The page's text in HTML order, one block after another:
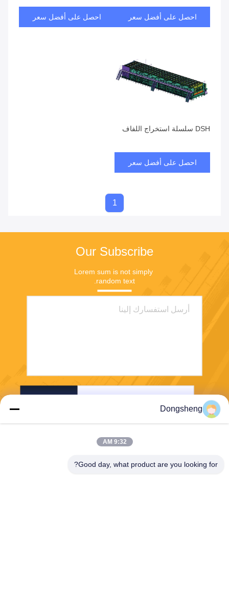
احصل على أفضل سعر احصل على أفضل سعر
DSH سلسلة استخراج اللفاف
احصل على أفضل سعر
1
Our Subscribe
Lorem sum is not simply
random text.
Dongsheng
9:32 AM
Good day, what product are you looking for?